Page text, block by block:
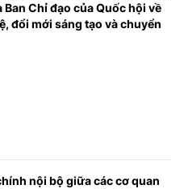
Chỉ đạo của Quốc hội về
đổi mới sáng tạo và chuyển
nội bộ giữa các cơ quan